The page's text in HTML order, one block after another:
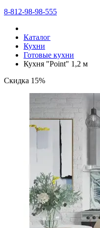
8-812-98-98-555
Каталог
Кухни
Готовые кухни
Кухня "Point" 1,2 м
Скидка 15%